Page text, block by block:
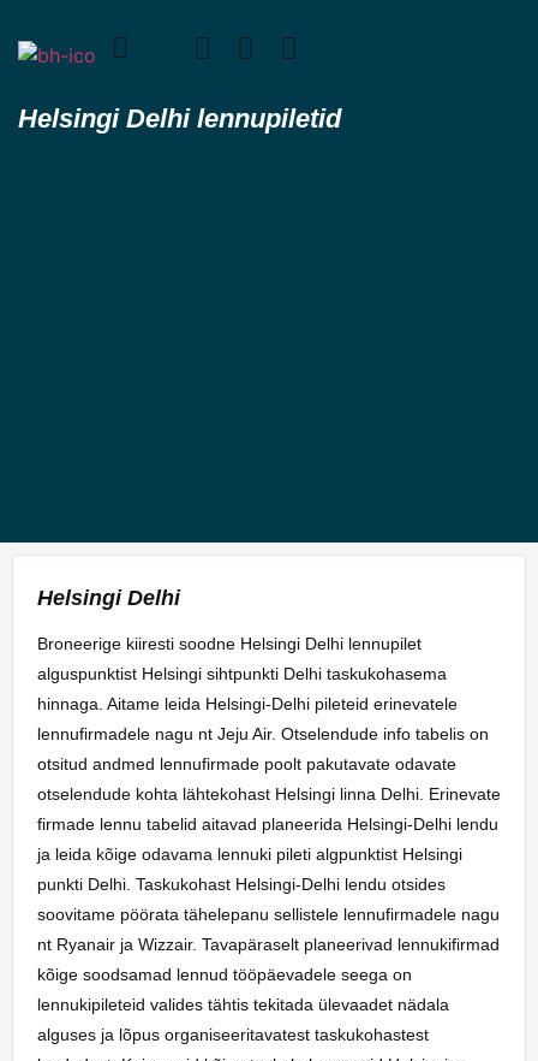
Helsingi Delhi lennupiletid
Helsingi Delhi
Broneerige kiiresti soodne Helsingi Delhi lennupilet
alguspunktist Helsingi sihtpunkti Delhi taskukohasema
hinnaga. Aitame leida Helsingi-Delhi pileteid erinevatele
lennufirmadele nagu nt Jeju Air. Otselendude info tabelis on
otsitud andmed lennufirmade poolt pakutavate odavate
otselendude kohta lähtekohast Helsingi linna Delhi. Erinevate
firmade lennu tabelid aitavad planeerida Helsingi-Delhi lendu
ja leida kõige odavama lennuki pileti algpunktist Helsingi
punkti Delhi. Taskukohast Helsingi-Delhi lendu otsides
soovitame pöörata tähelepanu sellistele lennufirmadele nagu
nt Ryanair ja Wizzair. Tavapäraselt planeerivad lennukifirmad
kõige soodsamad lennud tööpäevadele seega on
lennukipileteid valides tähtis tekitada ülevaadet nädala
alguses ja lõpus organiseeritavatest taskukohastest